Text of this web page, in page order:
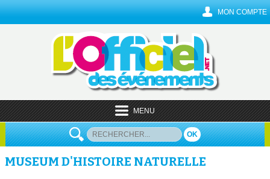
MON COMPTE
MENU
OK
MUSEUM D'HISTOIRE NATURELLE